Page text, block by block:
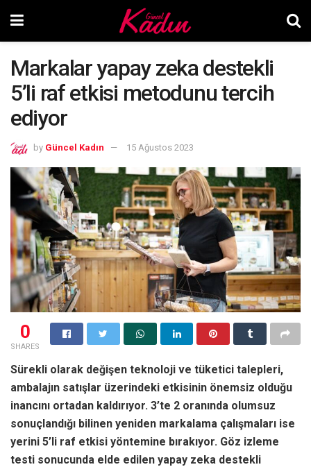
Markalar yapay zeka destekli
5’li raf etkisi metodunu tercih
ediyor
by Güncel Kadın 15 Ağustos 2023
0
SHARES
Sürekli olarak değişen teknoloji ve tüketici talepleri,
ambalajın satışlar üzerindeki etkisinin önemsiz olduğu
inancını ortadan kaldırıyor. 3’te 2 oranında olumsuz
sonuçlandığı bilinen yeniden markalama çalışmaları ise
yerini 5’li raf etkisi yöntemine bırakıyor. Göz izleme
testi sonucunda elde edilen yapay zeka destekli